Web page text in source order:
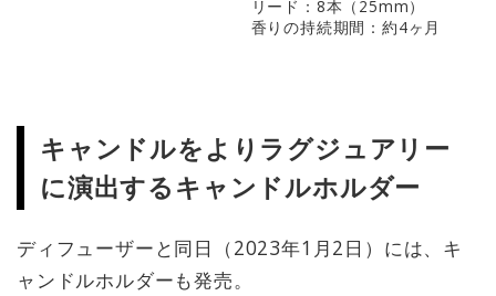
リード：8本（25mm）
香りの持続期間：約4ヶ月
キャンドルをよりラグジュアリー
に演出するキャンドルホルダー
ディフューザーと同日（2023年1月2日）には、キ
ャンドルホルダーも発売。